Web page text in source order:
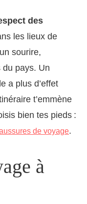
des
les lieux de
sourire,
du pays. Un
a plus d’effet
t’emmène
bien tes pieds :
de voyage.
à